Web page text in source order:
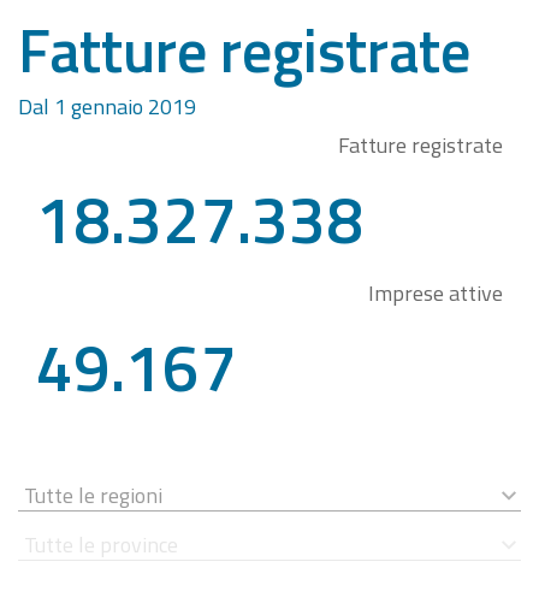
Fatture registrate
Dal 1 gennaio 2019
Fatture registrate
18.327.338
Imprese attive
49.167